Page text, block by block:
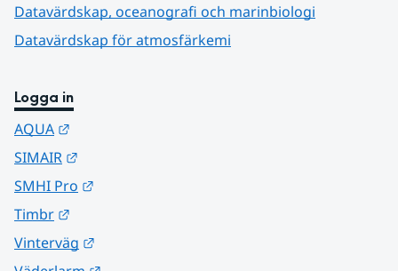
Datavärdskap, oceanografi och marinbiologi
Datavärdskap för atmosfärkemi
Logga in
AQUA
SIMAIR
SMHI Pro
Timbr
Vinterväg